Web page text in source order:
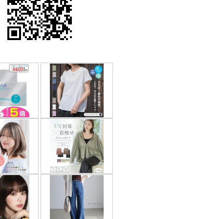
はマジメに受け取らないで